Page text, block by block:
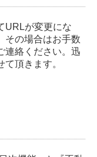
URLが変更にな
その場合はお手数
連絡ください。迅
頂きます。